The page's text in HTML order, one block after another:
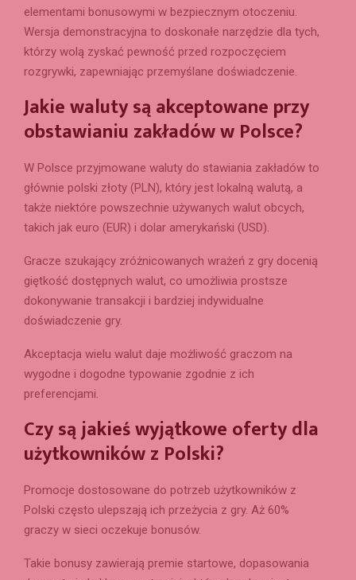
elementami bonusowymi w bezpiecznym otoczeniu.
Wersja demonstracyjna to doskonałe narzędzie dla tych,
którzy wolą zyskać pewność przed rozpoczęciem
rozgrywki, zapewniając przemyślane doświadczenie.
Jakie waluty są akceptowane przy
obstawianiu zakładów w Polsce?
W Polsce przyjmowane waluty do stawiania zakładów to
głównie polski złoty (PLN), który jest lokalną walutą, a
także niektóre powszechnie używanych walut obcych,
takich jak euro (EUR) i dolar amerykański (USD).
Gracze szukający zróżnicowanych wrażeń z gry docenią
giętkość dostępnych walut, co umożliwia prostsze
dokonywanie transakcji i bardziej indywidualne
doświadczenie gry.
Akceptacja wielu walut daje możliwość graczom na
wygodne i dogodne typowanie zgodnie z ich
preferencjami.
Czy są jakieś wyjątkowe oferty dla
użytkowników z Polski?
Promocje dostosowane do potrzeb użytkowników z
Polski często ulepszają ich przeżycia z gry. Aż 60%
graczy w sieci oczekuje bonusów.
Takie bonusy zawierają premie startowe, dopasowania